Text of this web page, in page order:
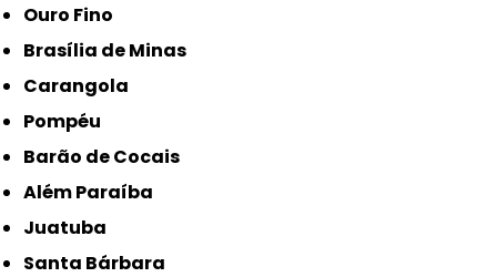
Ouro Fino
Brasília de Minas
Carangola
Pompéu
Barão de Cocais
Além Paraíba
Juatuba
Santa Bárbara